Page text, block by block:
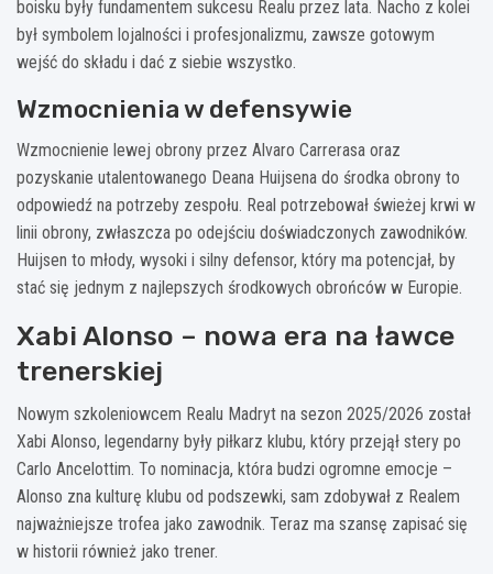
boisku były fundamentem sukcesu Realu przez lata. Nacho z kolei
był symbolem lojalności i profesjonalizmu, zawsze gotowym
wejść do składu i dać z siebie wszystko.
Wzmocnienia w defensywie
Wzmocnienie lewej obrony przez Alvaro Carrerasa oraz
pozyskanie utalentowanego Deana Huijsena do środka obrony to
odpowiedź na potrzeby zespołu. Real potrzebował świeżej krwi w
linii obrony, zwłaszcza po odejściu doświadczonych zawodników.
Huijsen to młody, wysoki i silny defensor, który ma potencjał, by
stać się jednym z najlepszych środkowych obrońców w Europie.
Xabi Alonso – nowa era na ławce
trenerskiej
Nowym szkoleniowcem Realu Madryt na sezon 2025/2026 został
Xabi Alonso, legendarny były piłkarz klubu, który przejął stery po
Carlo Ancelottim. To nominacja, która budzi ogromne emocje –
Alonso zna kulturę klubu od podszewki, sam zdobywał z Realem
najważniejsze trofea jako zawodnik. Teraz ma szansę zapisać się
w historii również jako trener.